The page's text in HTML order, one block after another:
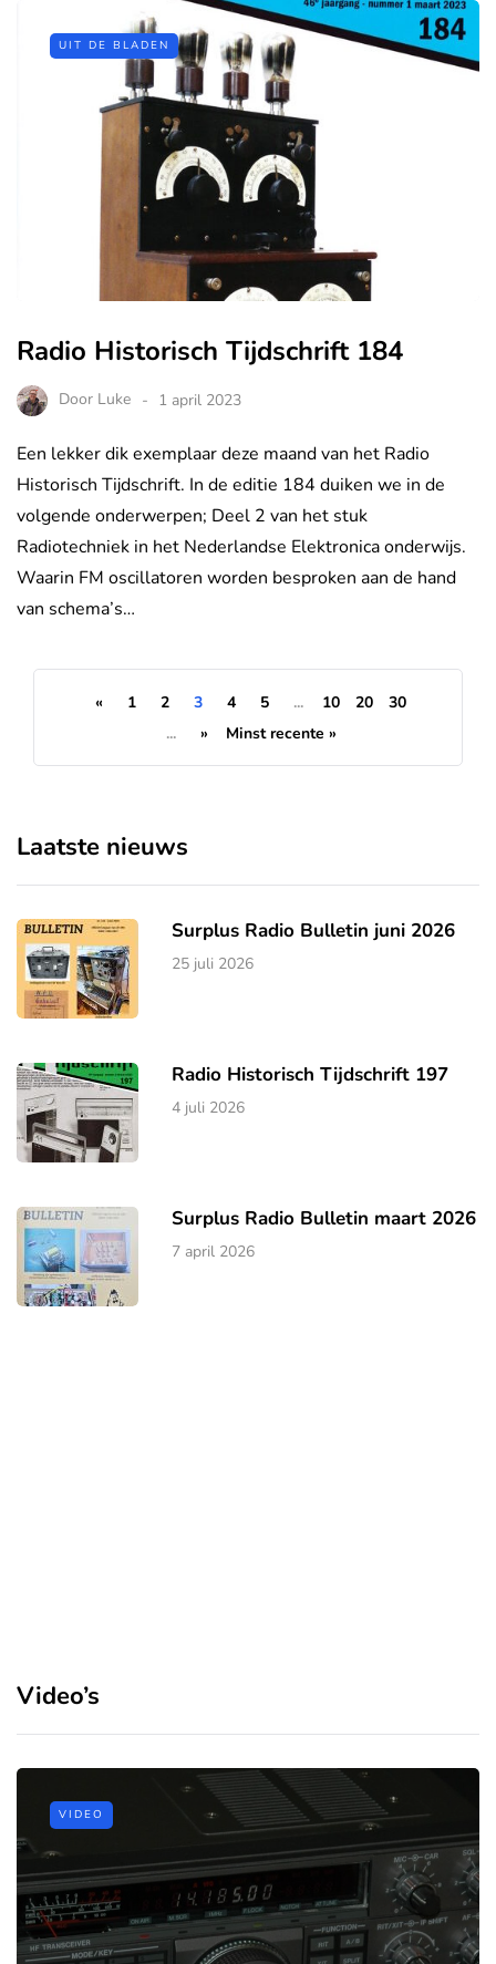
UIT DE BLADEN
Radio Historisch Tijdschrift 184
Door Luke 1 april 2023
Een lekker dik exemplaar deze maand van het Radio
Historisch Tijdschrift. In de editie 184 duiken we in de
volgende onderwerpen; Deel 2 van het stuk
Radiotechniek in het Nederlandse Elektronica onderwijs.
Waarin FM oscillatoren worden besproken aan de hand
van schema’s…
« 1 2 3 4 5 ... 10 20
30
...
» Minst recente »
Laatste nieuws
Surplus Radio Bulletin juni 2026
25 juli 2026
Radio Historisch Tijdschrift 197
4 juli 2026
Surplus Radio Bulletin maart 2026
7 april 2026
Video’s
VIDEO